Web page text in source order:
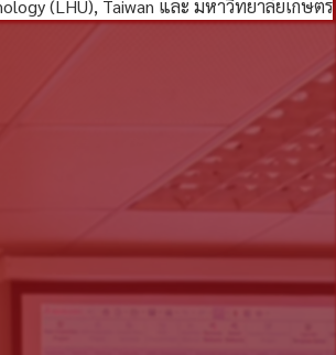
(LHU), Taiwan และ มหาวิทยาลัยเกษต